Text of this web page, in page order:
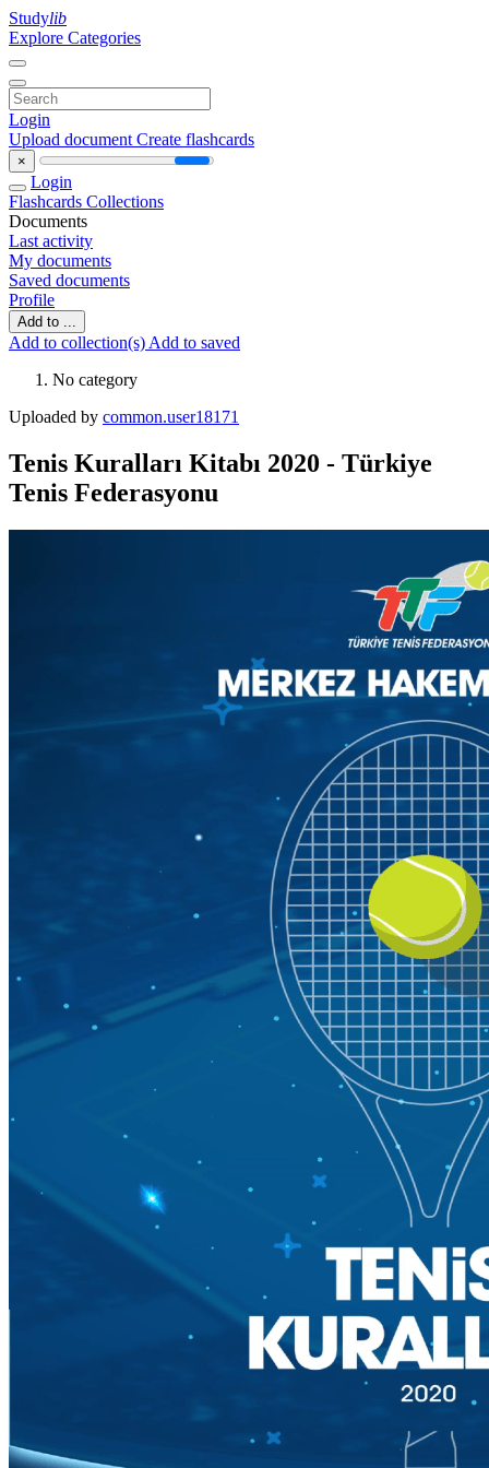
Studylib
Explore Categories
Login
Upload document Create flashcards
×
Login
Flashcards Collections
Documents
Last activity
My documents
Saved documents
Profile
Add to ...
Add to collection(s) Add to saved
No category
Uploaded by common.user18171
Tenis Kuralları Kitabı 2020 - Türkiye
Tenis Federasyonu